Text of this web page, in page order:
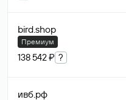
bird.shop
Премиум
138 542 ₽ ?
ивб.рф